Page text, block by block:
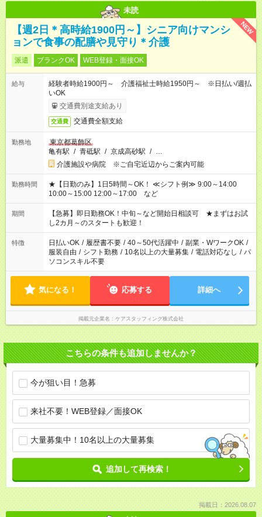
未読
NEW
【週2日＊高時給1900円～】シニア向けマンシ
ョンで食事の配膳や見守り＊介護
派遣 ブランクOK WEB登録・面接OK
給与
経験者時給1900円～ 介護福祉士時給1950円～ ※日払い/週払
いOK
交通費別途支給あり
交通費 交通費全額支給
勤務地
東京都葛飾区
亀有駅 / 青砥駅 / 京成高砂駅 / …
介護施設や病院 ※ご自宅近辺からご案内可能
勤務時間
★【日勤のみ】1日5時間～OK！ ≪シフト例≫ 9:00～14:00
10:00～15:00 12:00～17:00 など
期間
【急募】即日勤務OK！中旬～など開始日相談可 ★まずはお試
し2カ月～のスタートも歓迎！
特徴 日払いOK / 履歴書不要 / 40～50代活躍中 / 副業・WワークOK /
服装自由 / シフト勤務 / 10名以上の大量募集 / 電話対応なし / パ
ソコンスキル不要
気になる！ 応募する 詳細へ
掲載元企業名 ケアスタッフィング株式会社
こちらの条件も追加しませんか？
今が狙い目！急募
来社不要！WEB登録／面接OK
大量募集中！10名以上の大量募集
追加して再検索！
掲載日：2026.08.07